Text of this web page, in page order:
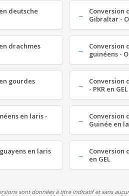
deutsche
Conversion
Gibraltar -
drachmes
Conversion
guinéens -
gourdes
Conversion
- PKR en GEL
en laris -
Conversion
Guinée en
en laris
Conversion
en GEL
sont données à titre indicatif et sans